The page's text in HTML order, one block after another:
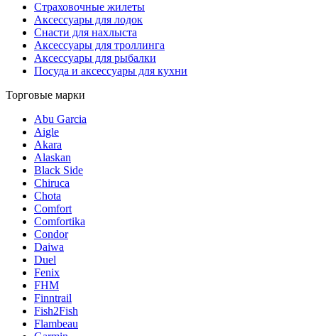
Страховочные жилеты
Аксессуары для лодок
Снасти для нахлыста
Аксессуары для троллинга
Аксессуары для рыбалки
Посуда и аксессуары для кухни
Торговые марки
Abu Garcia
Aigle
Akara
Alaskan
Black Side
Chiruca
Chota
Comfort
Comfortika
Condor
Daiwa
Duel
Fenix
FHM
Finntrail
Fish2Fish
Flambeau